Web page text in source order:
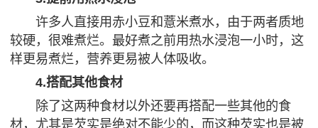
许多人直接用赤小豆和薏米煮水，由于两者质地
较硬，很难煮烂。最好煮之前用热水浸泡一小时，这
样更易煮烂，营养更易被人体吸收。
4.搭配其他食材
除了这两种食材以外还要再搭配一些其他的食
材，尤其是芡实是绝对不能少的，而这种芡实也是被